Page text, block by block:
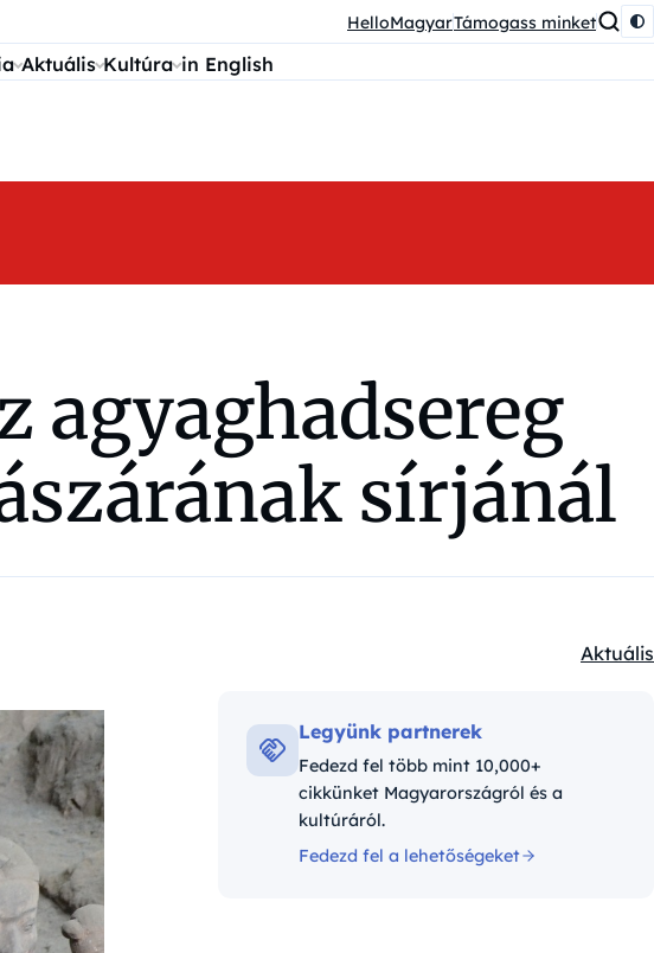
HelloMagyarTámogass minket
Aktuális Kultúra in English
agyaghadsereg
sírjánál
Aktuális
Legyünk partnerek
Fedezd fel több mint 10,000+
cikkünket Magyarországról és a
kultúráról.
Fedezd fel a lehetőségeket